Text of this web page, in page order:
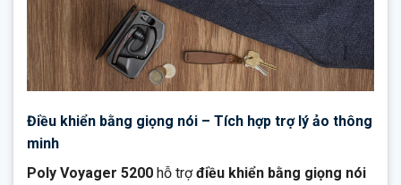
Điều khiển bằng giọng nói – Tích hợp trợ lý ảo thông
minh
Poly Voyager 5200 hỗ trợđiều khiển bằng giọng nói